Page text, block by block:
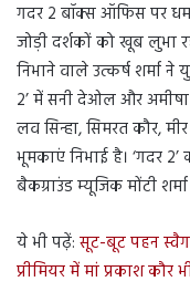
गदर 2 बॉक्स ऑफिस पर
जोड़ी दर्शकों को खूब लुभा
निभाने वाले उत्कर्ष शर्मा
2’ में सनी देओल और
लव सिन्हा, सिमरत कौर,
भूमकाएं निभाई है। ‘गदर
बैकग्राउंड म्यूजिक मोंटी
ये भी पढ़ें: सूट-बूट पहन
प्रीमियर में मां प्रकाश